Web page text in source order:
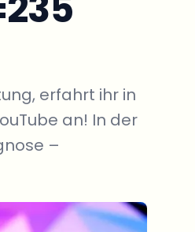
erfahrt ihr in
an! In der
–